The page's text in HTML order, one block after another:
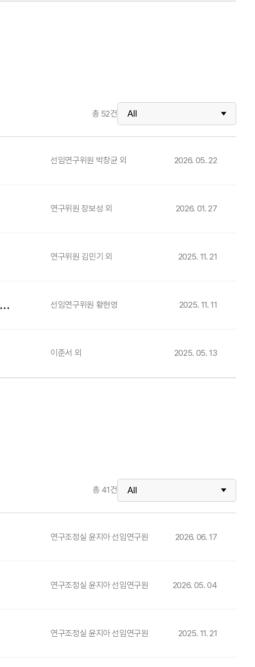
총 52건
선임연구위원 박창균 외 2026. 05. 22
연구위원 장보성 외 2026. 01. 27
연구위원 김민기 외 2025. 11. 21
선임연구위원 황현영 2025. 11. 11
이준서 외 2025. 05. 13
총 41건
연구조정실 윤지아 선임연구원 2026. 06. 17
연구조정실 윤지아 선임연구원 2026. 05. 04
연구조정실 윤지아 선임연구원 2025. 11. 21